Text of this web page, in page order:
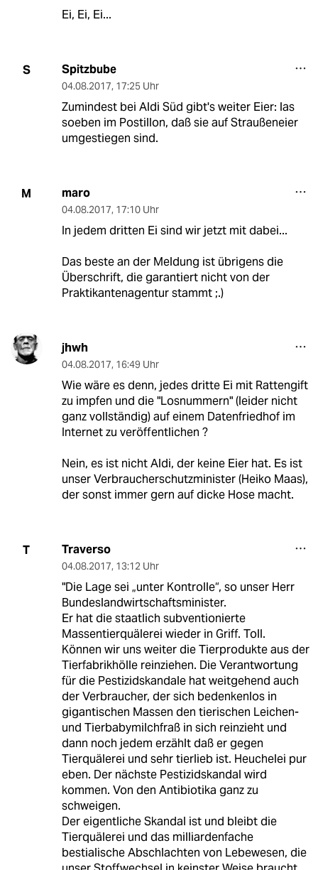
Ei, Ei, Ei...
S Spitzbube
04.08.2017, 17:25 Uhr
Zumindest bei Aldi Süd gibt's weiter Eier: las
soeben im Postillon, daß sie auf Straußeneier
umgestiegen sind.
M maro
04.08.2017, 17:10 Uhr
In jedem dritten Ei sind wir jetzt mit dabei...
Das beste an der Meldung ist übrigens die
Überschrift, die garantiert nicht von der
Praktikantenagentur stammt ;.)
jhwh
04.08.2017, 16:49 Uhr
Wie wäre es denn, jedes dritte Ei mit Rattengift
zu impfen und die "Losnummern" (leider nicht
ganz vollständig) auf einem Datenfriedhof im
Internet zu veröffentlichen ?
Nein, es ist nicht Aldi, der keine Eier hat. Es ist
unser Verbraucherschutzminister (Heiko Maas),
der sonst immer gern auf dicke Hose macht.
T Traverso
04.08.2017, 13:12 Uhr
"Die Lage sei „unter Kontrolle“, so unser Herr
Bundeslandwirtschaftsminister.
Er hat die staatlich subventionierte
Massentierquälerei wieder in Griff. Toll.
Können wir uns weiter die Tierprodukte aus der
Tierfabrikhölle reinziehen. Die Verantwortung
für die Pestizidskandale hat weitgehend auch
der Verbraucher, der sich bedenkenlos in
gigantischen Massen den tierischen Leichen-
und Tierbabymilchfraß in sich reinzieht und
dann noch jedem erzählt daß er gegen
Tierquälerei und sehr tierlieb ist. Heuchelei pur
eben. Der nächste Pestizidskandal wird
kommen. Von den Antibiotika ganz zu
schweigen.
Der eigentliche Skandal ist und bleibt die
Tierquälerei und das milliardenfache
bestialische Abschlachten von Lebewesen, die